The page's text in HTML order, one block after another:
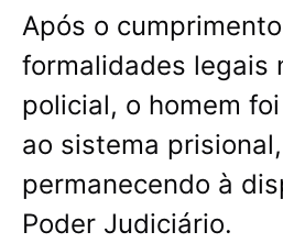
Após o
formalidades legais
policial, o homem
ao sistema prisional,
permanecendo à
Poder Judiciário.